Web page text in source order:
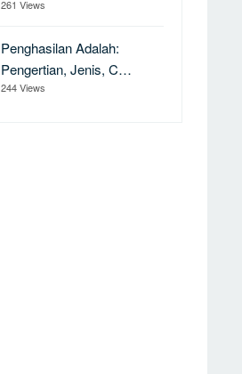
261 Views
Penghasilan Adalah:
Pengertian, Jenis, C…
244 Views